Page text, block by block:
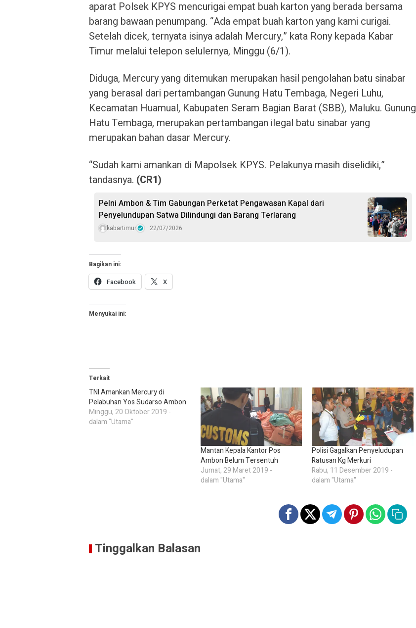
aparat Polsek KPYS mencurigai empat buah karton yang berada bersama
barang bawaan penumpang. “Ada empat buah karton yang kami curigai.
Setelah dicek, ternyata isinya adalah Mercury,” kata Rony kepada Kabar
Timur melalui telepon selulernya, Minggu (6/1).
Diduga, Mercury yang ditemukan merupakan hasil pengolahan batu sinabar
yang berasal dari pertambangan Gunung Hatu Tembaga, Negeri Luhu,
Kecamatan Huamual, Kabupaten Seram Bagian Barat (SBB), Maluku. Gunung
Hatu Tembaga, merupakan pertambangan ilegal batu sinabar yang
merupakan bahan dasar Mercury.
“Sudah kami amankan di Mapolsek KPYS. Pelakunya masih diselidiki,”
tandasnya. (CR1)
Pelni Ambon & Tim Gabungan Perketat Pengawasan Kapal dari
Penyelundupan Satwa Dilindungi dan Barang Terlarang
kabartimur 22/07/2026
Bagikan ini:
Facebook X
Menyukai ini:
Terkait
TNI Amankan Mercury di
Pelabuhan Yos Sudarso Ambon
Minggu, 20 Oktober 2019 -
dalam "Utama"
Mantan Kepala Kantor Pos
Ambon Belum Tersentuh
Jumat, 29 Maret 2019 -
dalam "Utama"
Polisi Gagalkan Penyeludupan
Ratusan Kg Merkuri
Rabu, 11 Desember 2019 -
dalam "Utama"
Tinggalkan Balasan